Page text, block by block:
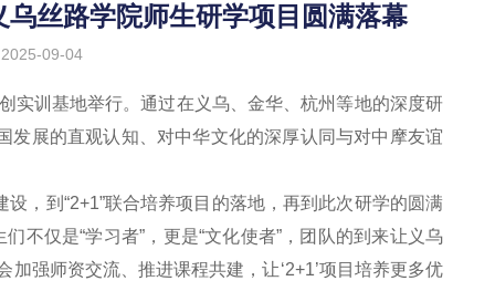
丝路学院师生研学项目圆满落幕
09-04
实训基地举行。通过在义乌、金华、杭州等地的深度研
展的直观认知、对中华文化的深厚认同与对中摩友谊
，到“2+1”联合培养项目的落地，再到此次研学的圆满
不仅是“学习者”，更是“文化使者”，团队的到来让义乌
强师资交流、推进课程共建，让‘2+1’项目培养更多优